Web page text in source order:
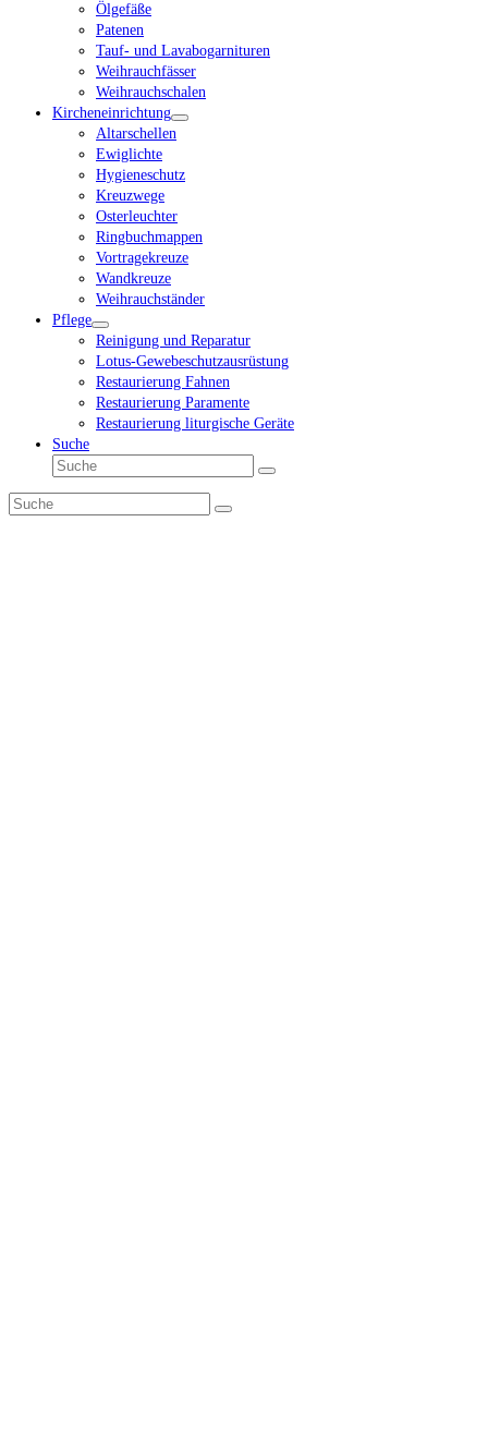
Ölgefäße
Patenen
Tauf- und Lavabogarnituren
Weihrauchfässer
Weihrauchschalen
Kircheneinrichtung
Altarschellen
Ewiglichte
Hygieneschutz
Kreuzwege
Osterleuchter
Ringbuchmappen
Vortragekreuze
Wandkreuze
Weihrauchständer
Pflege
Reinigung und Reparatur
Lotus-Gewebeschutzausrüstung
Restaurierung Fahnen
Restaurierung Paramente
Restaurierung liturgische Geräte
Suche
Suche
Senden
Suche
Senden